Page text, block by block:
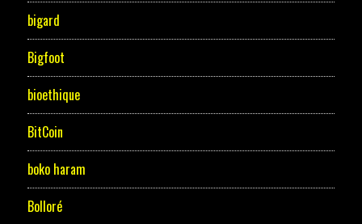
bigard
Bigfoot
bioethique
BitCoin
boko haram
Bolloré